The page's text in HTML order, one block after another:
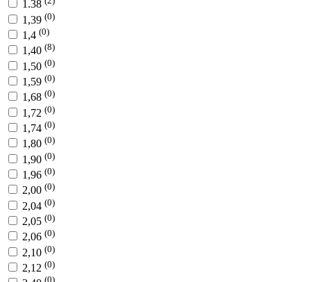
1.38
1,39 (0)
1,4 (0)
1,40 (8)
1,50 (0)
1,59 (0)
1,68 (0)
1,72 (0)
1,74 (0)
1,80 (0)
1,90 (0)
1,96 (0)
2,00 (0)
2,04 (0)
2,05 (0)
2,06 (0)
2,10 (0)
2,12 (0)
(0)